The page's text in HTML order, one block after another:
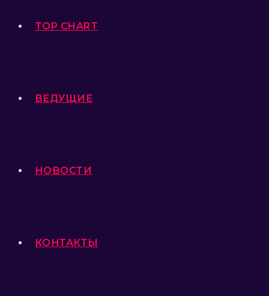
TOP CHART
ВЕДУЩИЕ
НОВОСТИ
КОНТАКТЫ